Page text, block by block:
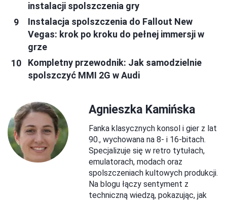
instalacji spolszczenia gry
Instalacja spolszczenia do Fallout New
Vegas: krok po kroku do pełnej immersji w
grze
Kompletny przewodnik: Jak samodzielnie
spolszczyć MMI 2G w Audi
Agnieszka Kamińska
Fanka klasycznych konsol i gier z lat
90., wychowana na 8- i 16-bitach.
Specjalizuje się w retro tytułach,
emulatorach, modach oraz
spolszczeniach kultowych produkcji.
Na blogu łączy sentyment z
techniczną wiedzą, pokazując, jak